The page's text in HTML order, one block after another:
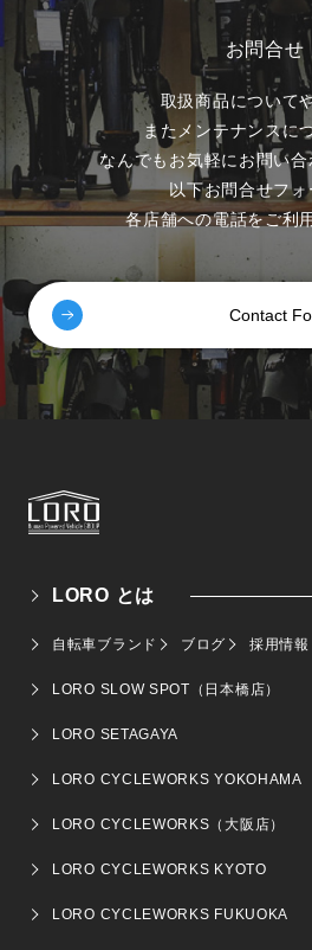
お問合せ
取扱商品について
またメンテナンスに
なんでもお気軽にお問い合
以下お問合せフォ
各店舗への電話をご利
Contact
LORO とは
自転車ブランド ブログ 採用情報
LORO SLOW SPOT（日本橋店）
LORO SETAGAYA
LORO CYCLEWORKS YOKOHAMA
LORO CYCLEWORKS（大阪店）
LORO CYCLEWORKS KYOTO
LORO CYCLEWORKS FUKUOKA